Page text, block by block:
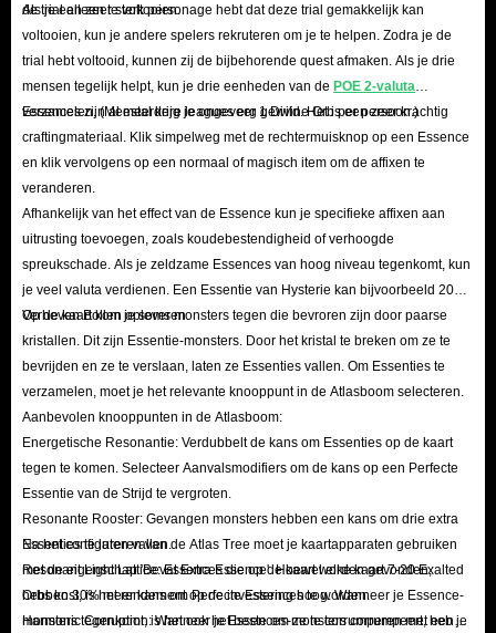
de trial alleen te voltooien.
Als je een zeer sterk personage hebt dat deze trial gemakkelijk kan
voltooien, kun je andere spelers rekruteren om je te helpen. Zodra je de
trial hebt voltooid, kunnen zij de bijbehorende quest afmaken. Als je drie
mensen tegelijk helpt, kun je drie eenheden van de POE 2-valuta
verzamelen. (Meestal krijg je ongeveer 1 Divine Orb per persoon.)
Essences zijn al meerdere leagues erg gewild. Het is een zeer krachtig
craftingmateriaal. Klik simpelweg met de rechtermuisknop op een Essence
en klik vervolgens op een normaal of magisch item om de affixen te
veranderen.
Afhankelijk van het effect van de Essence kun je specifieke affixen aan
uitrusting toevoegen, zoals koudebestendigheid of verhoogde
spreukschade. Als je zeldzame Essences van hoog niveau tegenkomt, kun
je veel valuta verdienen. Een Essentie van Hysterie kan bijvoorbeeld 200
Verheven Bollen opleveren.
Op de kaart kom je soms monsters tegen die bevroren zijn door paarse
kristallen. Dit zijn Essentie-monsters. Door het kristal te breken om ze te
bevrijden en ze te verslaan, laten ze Essenties vallen. Om Essenties te
verzamelen, moet je het relevante knooppunt in de Atlasboom selecteren.
Aanbevolen knooppunten in de Atlasboom:
Energetische Resonantie: Verdubbelt de kans om Essenties op de kaart
tegen te komen. Selecteer Aanvalsmodifiers om de kans op een Perfecte
Essentie van de Strijd te vergroten.
Resonante Rooster: Gevangen monsters hebben een kans om drie extra
Essenties te laten vallen.
Resonant Light Lattice: Essences die op de kaart worden gevonden,
hebben 30% meer kans om Perfecte Essences te worden.
Harmonic Corruption: Wanneer je Essences-monsters corrumpeert, heb je
Na het configureren van de Atlas Tree moet je kaartapparaten gebruiken
met de eigenschap 'Bevat Extra Essence'. Hoewel elke kaart 7-20 Exalted
Orbs kost, is het rendement op de investering hoog. Wanneer je Essence-
monsters tegenkomt, is het ook het beste om ze te corrumperen met een